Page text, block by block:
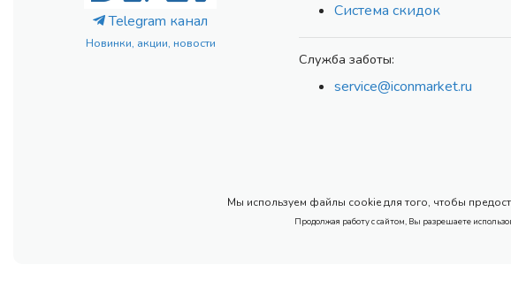
Telegram канал
Новинки, акции, новости
Система скидок
Служба заботы:
service@iconmarket.ru
Мы используем файлы cookie для того, чтобы
Продолжая работу с сайтом, Вы разрешаете